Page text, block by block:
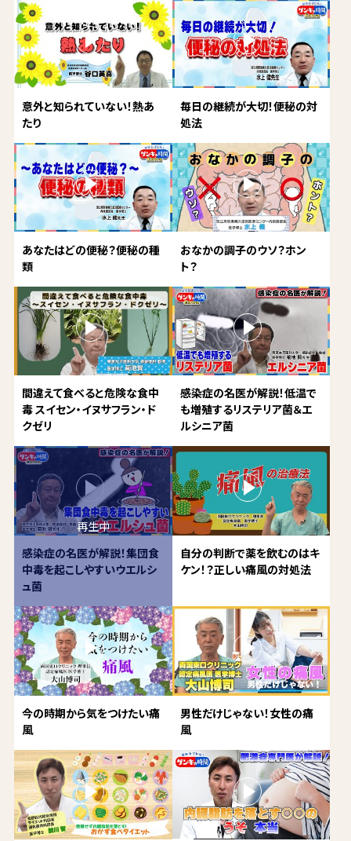
意外と知られていない！熱あ
たり
毎日の継続が大切！便秘の対
処法
あなたはどの便秘？便秘の種
類
おなかの調子のウソ？ホン
ト？
間違えて食べると危険な食中
毒 スイセン・イヌサフラン・ド
クゼリ
感染症の名医が解説！低温で
も増殖するリステリア菌＆エ
ルシニア菌
感染症の名医が解説！集団食
中毒を起こしやすいウエルシ
ュ菌
自分の判断で薬を飲むのはキ
ケン！？正しい痛風の対処法
今の時期から気をつけたい痛
風
男性だけじゃない！女性の痛
風